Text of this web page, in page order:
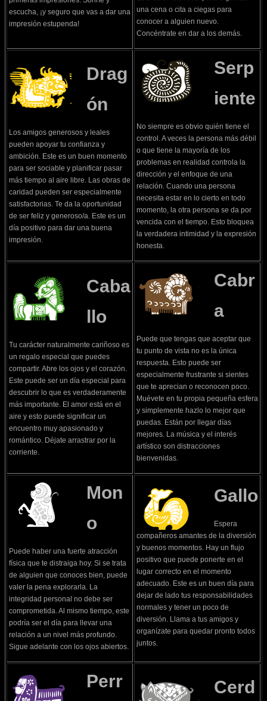
escucha, ¡y seguro que vas a dar una
impresión estupenda!
una cena o cita a ciegas para
conocer a alguien nuevo.
Concéntrate en dar a los demás.
Drag
ón
Los amigos generosos y leales
pueden apoyar tu confianza y
ambición. Este es un buen momento
para ser sociable y planificar pasar
más tiempo al aire libre. Las obras de
caridad pueden ser especialmente
satisfactorias. Te da la oportunidad
de ser feliz y generoso/a. Este es un
día positivo para dar una buena
impresión.
Serp
iente
No siempre es obvio quién tiene el
control. A veces la persona más débil
o que tiene la mayoría de los
problemas en realidad controla la
dirección y el enfoque de una
relación. Cuando una persona
necesita estar en lo cierto en todo
momento, la otra persona se da por
vencida con el tiempo. Esto bloquea
la verdadera intimidad y la expresión
honesta.
Caba
llo
Tu carácter naturalmente cariñoso es
un regalo especial que puedes
compartir. Abre los ojos y el corazón.
Este puede ser un día especial para
descubrir lo que es verdaderamente
más importante. El amor está en el
aire y esto puede significar un
encuentro muy apasionado y
romántico. Déjate arrastrar por la
corriente.
Cabr
a
Puede que tengas que aceptar que
tu punto de vista no es la única
respuesta. Esto puede ser
especialmente frustrante si sientes
que te aprecian o reconocen poco.
Muévete en tu propia pequeña esfera
y simplemente hazlo lo mejor que
puedas. Están por llegar días
mejores. La música y el interés
artístico son distracciones
bienvenidas.
Mon
o
Puede haber una fuerte atracción
física que te distraiga hoy. Si se trata
de alguien que conoces bien, puede
valer la pena explorarla. La
integridad personal no debe ser
comprometida. Al mismo tiempo, este
podría ser el día para llevar una
relación a un nivel más profundo.
Sigue adelante con los ojos abiertos.
Gallo
Espera
compañeros amantes de la diversión
y buenos momentos. Hay un flujo
positivo que puede ponerte en el
lugar correcto en el momento
adecuado. Este es un buen día para
dejar de lado tus responsabilidades
normales y tener un poco de
diversión. Llama a tus amigos y
organízate para quedar pronto todos
juntos.
Perr Cerd